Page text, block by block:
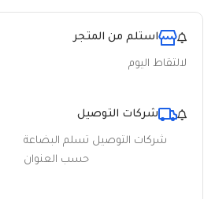
استلم من المتجر
لالتقاط اليوم
شركات التوصيل
شركات التوصيل تسلم البضاعة
حسب العنوان